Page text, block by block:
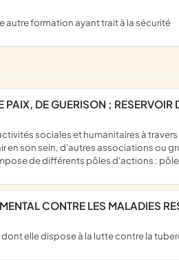
autre formation ayant trait à la sécurité
PAIX, DE GUERISON ;
en son sein, d'autres associations ou
de différents pôles d'actions :
CONTRE LES MALADIES
elle dispose à la lutte contre la